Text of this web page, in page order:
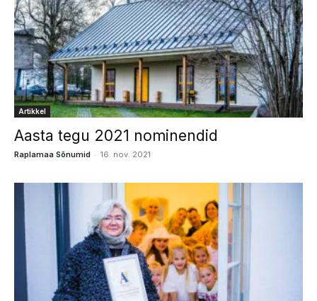
Artikkel
Aasta tegu 2021 nominendid
Raplamaa Sõnumid - 16. nov. 2021